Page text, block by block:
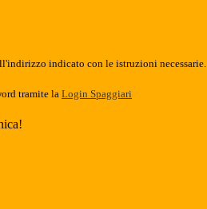
indicato con le istruzioni necessarie.
tramite la Login Spaggiari